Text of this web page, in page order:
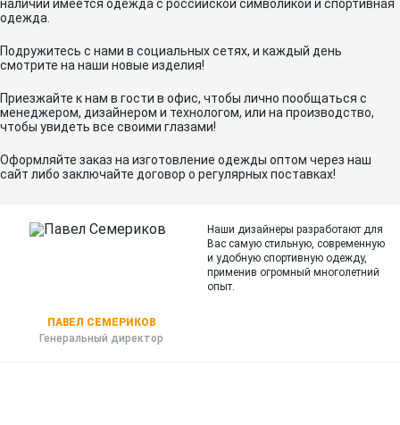
наличии имеется одежда с российской символикой и спортивная
одежда.
Подружитесь с нами в социальных сетях, и каждый день
смотрите на наши новые изделия!
Приезжайте к нам в гости в офис, чтобы лично пообщаться с
менеджером, дизайнером и технологом, или на производство,
чтобы увидеть все своими глазами!
Оформляйте заказ на изготовление одежды оптом через наш
сайт либо заключайте договор о регулярных поставках!
ПАВЕЛ СЕМЕРИКОВ
Генеральный директор
Наши дизайнеры разработают для
Вас самую стильную, современную
и удобную спортивную одежду,
применив огромный многолетний
опыт.